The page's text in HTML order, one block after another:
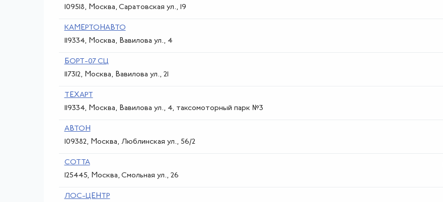
109518, Москва, Саратовская ул., 19
КАМЕРТОНАВТО
119334, Москва, Вавилова ул., 4
БОРТ-07 СЦ
117312, Москва, Вавилова ул., 21
ТЕХАРТ
119334, Москва, Вавилова ул., 4, таксомоторный парк №3
АВТОН
109382, Москва, Люблинская ул., 56/2
СОТТА
125445, Москва, Смольная ул., 26
ЛОС-ЦЕНТР